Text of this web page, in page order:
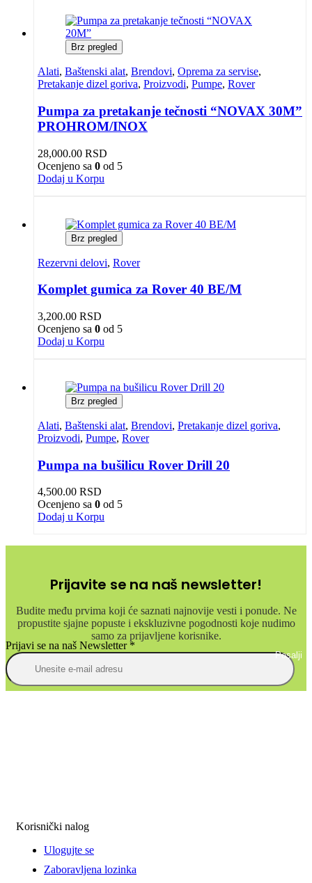
Brz pregled
Alati, Baštenski alat, Brendovi, Oprema za servise,
Pretakanje dizel goriva, Proizvodi, Pumpe, Rover
Pumpa za pretakanje tečnosti “NOVAX 30M”
PROHROM/INOX
28,000.00 RSD
Ocenjeno sa 0 od 5
Dodaj u Korpu
Brz pregled
Rezervni delovi, Rover
Komplet gumica za Rover 40 BE/M
3,200.00 RSD
Ocenjeno sa 0 od 5
Dodaj u Korpu
Brz pregled
Alati, Baštenski alat, Brendovi, Pretakanje dizel goriva,
Proizvodi, Pumpe, Rover
Pumpa na bušilicu Rover Drill 20
4,500.00 RSD
Ocenjeno sa 0 od 5
Dodaj u Korpu
Prijavite se na naš newsletter!
Budite među prvima koji će saznati najnovije vesti i ponude. Ne
propustite sjajne popuste i ekskluzivne pogodnosti koje nudimo
samo za prijavljene korisnike.
Prijavi se na naš Newsletter*
Posalji
Korisnički nalog
Ulogujte se
Zaboravljena lozinka